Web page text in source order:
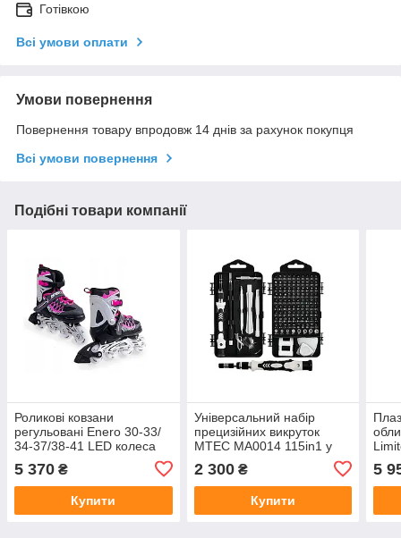
Готівкою
Всі умови оплати
Умови повернення
Повернення товару впродовж 14 днів за рахунок покупця
Всі умови повернення
Подібні товари компанії
Роликові ковзани
регульовані Enero 30-33/
34-37/38-41 LED колеса
5 370 ₴
Купити
Універсальний набір
прецизійних викруток
MTEC MA0014 115in1 у
2 300₴
Купити
5